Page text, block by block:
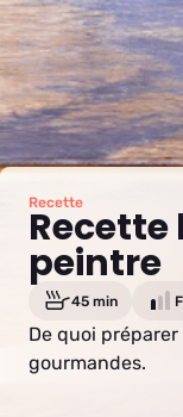
Recette
peintre
45 min
De quoi
gourmandes.